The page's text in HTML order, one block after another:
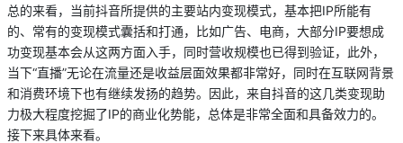
总的来看，当前抖音所提供的主要站内变现模式，基本把IP所能有
的、常有的变现模式囊括和打通，比如广告、电商，大部分IP要想成
功变现基本会从这两方面入手，同时营收规模也已得到验证，此外，
当下“直播”无论在流量还是收益层面效果都非常好，同时在互联网背景
和消费环境下也有继续发扬的趋势。因此，来自抖音的这几类变现助
力极大程度挖掘了IP的商业化势能，总体是非常全面和具备效力的。
接下来具体来看。